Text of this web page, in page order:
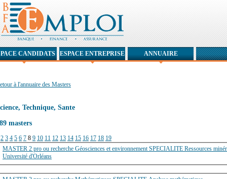
à l'annuaire des Masters
Technique, Sante
masters
2 3 4 5 6 7 8 9 10 11 12 13 14 15 16 17 18 19
MASTER 2 pro ou recherche Géosciences et environnement SPECIALITE
Université d'Orléans
CANDIDATS ESPACE ENTREPRISE ANNUAIRE